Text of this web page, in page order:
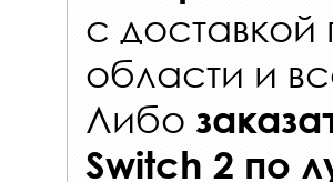
с
области и
Либо
Switch 2 по